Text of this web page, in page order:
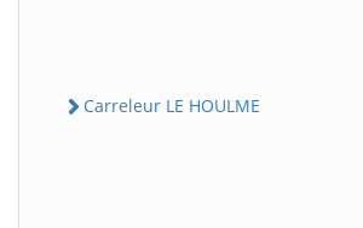
Carreleur LE HOULME